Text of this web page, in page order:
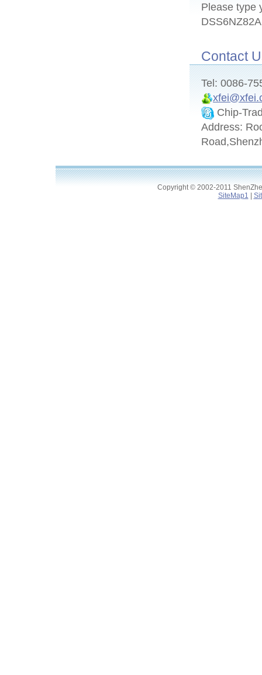
Please type
Contact
Tel: 0086-
Chip-
Address:
Copyright © 2002-2011
SiteMap1 |